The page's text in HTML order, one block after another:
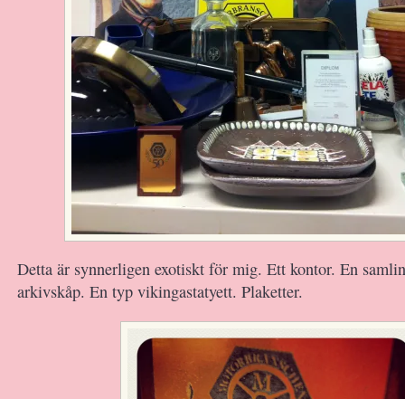
Detta är synnerligen exotiskt för mig. Ett kontor. En
arkivskåp. En typ vikingastatyett. Plaketter.